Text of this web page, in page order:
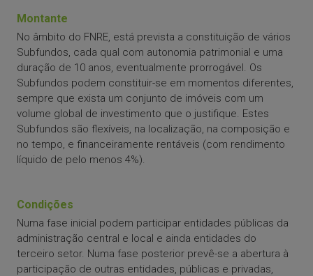
Montante
No âmbito do FNRE, está prevista a constituição de vários
Subfundos, cada qual com autonomia patrimonial e uma
duração de 10 anos, eventualmente prorrogável. Os
Subfundos podem constituir-se em momentos diferentes,
sempre que exista um conjunto de imóveis com um
volume global de investimento que o justifique. Estes
Subfundos são flexíveis, na localização, na composição e
no tempo, e financeiramente rentáveis (com rendimento
líquido de pelo menos 4%).
Condições
Numa fase inicial podem participar entidades públicas da
administração central e local e ainda entidades do
terceiro setor. Numa fase posterior prevê-se a abertura à
participação de outras entidades, públicas e privadas,